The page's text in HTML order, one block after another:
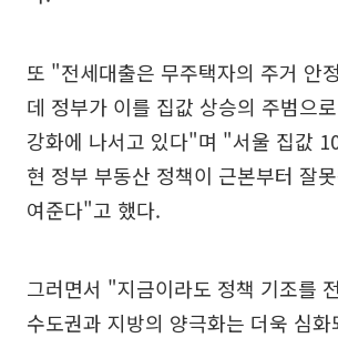
또 "전세대출은 무주택자의 주거 안
데 정부가 이를 집값 상승의 주범으
강화에 나서고 있다"며 "서울 집값
현 정부 부동산 정책이 근본부터 잘
여준다"고 했다.
그러면서 "지금이라도 정책 기조를
수도권과 지방의 양극화는 더욱 심